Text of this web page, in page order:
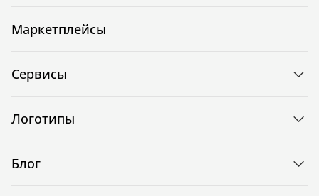
Маркетплейсы
Сервисы
Логотипы
Блог